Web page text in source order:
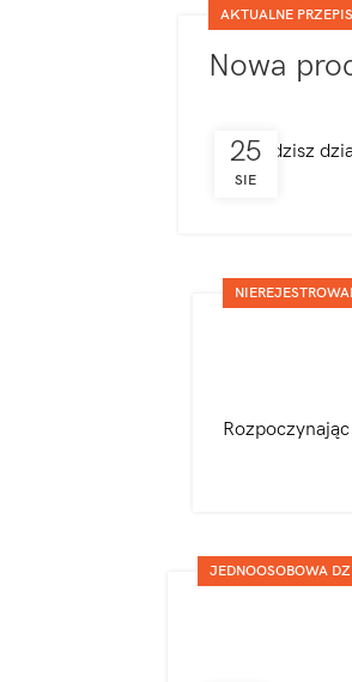
25
SIE
AKTUALNE
Nowa
Prowadzisz
JEDNOOSOBOWA